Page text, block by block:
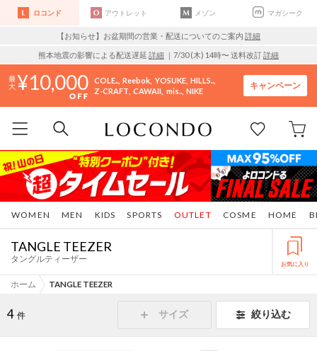
ロコンド アウトレット メゾン マガシーク
【お知らせ】お盆期間の営業・配送についてのご案内 詳細
熊本地震の影響による配送遅延 詳細 ｜7/30 (木) 14時〜 送料改訂詳細
10,000 COLE.. Reebok YOSUKE HILLS..
Z-CRAFT CAWAII mis.. NIKE
キャンペーン
WOMEN MEN KIDS SPORTS COSME HOME
OUTLET
TANGLE TEEZER
タングルティーザー お気に入り
ホーム TANGLE TEEZER
4 件 サイズ 絞り込む